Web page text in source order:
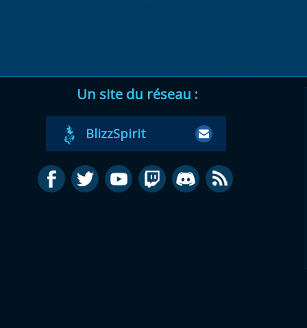
Un site du réseau :
BlizzSpirit